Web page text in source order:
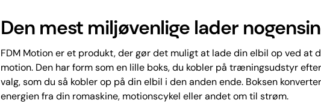
Den mest miljøvenlige lader
FDM Motion er et produkt, der gør det muligt at lade din elbil op ved at
motion. Den har form som en lille boks, du kobler på træningsudstyr
valg, som du så kobler op på din elbil i den anden ende. Boksen
energien fra din romaskine, motionscykel eller andet om til strøm.